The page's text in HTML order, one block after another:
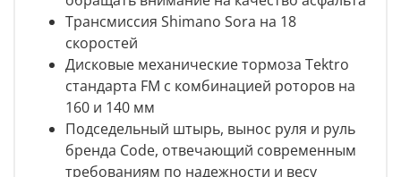
Трансмиссия Shimano Sora на 18
скоростей
Дисковые механические тормоза Tektro
стандарта FM с комбинацией роторов на
160 и 140 мм
Подседельный штырь, вынос руля и руль
бренда Code, отвечающий современным
требованиям по надежности и весу